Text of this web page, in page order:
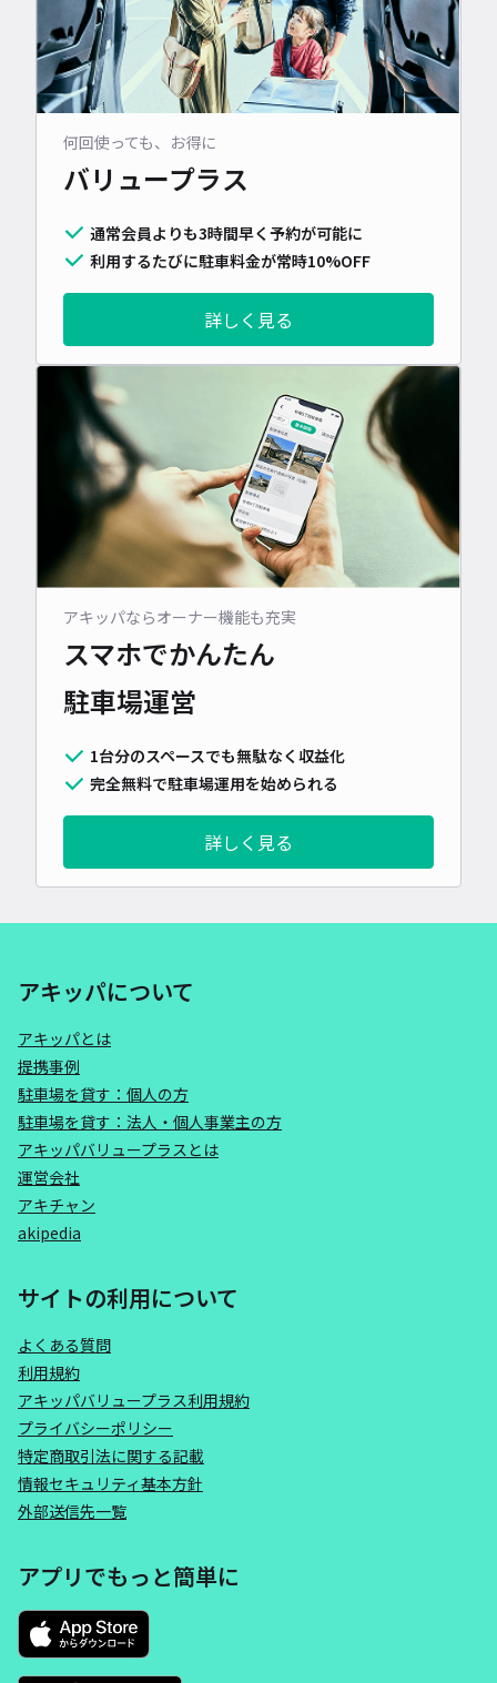
何回使っても、お得に
バリュープラス
通常会員よりも3時間早く予約が可能に
利用するたびに駐車料金が常時10%OFF
詳しく見る
アキッパならオーナー機能も充実
スマホでかんたん
駐車場運営
1台分のスペースでも無駄なく収益化
完全無料で駐車場運用を始められる
詳しく見る
アキッパについて
アキッパとは
提携事例
駐車場を貸す：個人の方
駐車場を貸す：法人・個人事業主の方
アキッパバリュープラスとは
運営会社
アキチャン
akipedia
サイトの利用について
よくある質問
利用規約
アキッパバリュープラス利用規約
プライバシーポリシー
特定商取引法に関する記載
情報セキュリティ基本方針
外部送信先一覧
アプリでもっと簡単に